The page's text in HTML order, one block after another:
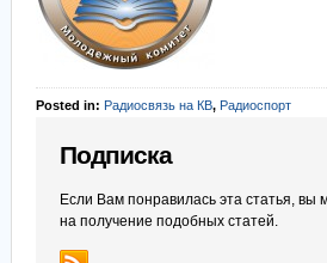
Posted in: Радиосвязь на КВ, Радиоспорт
Подписка
Если Вам понравилась эта статья, вы
на получение подобных статей.